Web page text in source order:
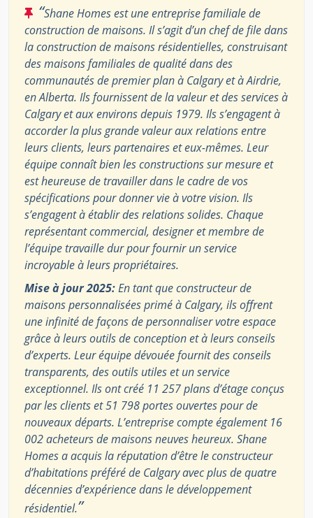
“Shane Homes est une entreprise familiale de
construction de maisons. Il s’agit d’un chef de file dans
la construction de maisons résidentielles, construisant
des maisons familiales de qualité dans des
communautés de premier plan à Calgary et à Airdrie,
en Alberta. Ils fournissent de la valeur et des services à
Calgary et aux environs depuis 1979. Ils s’engagent à
accorder la plus grande valeur aux relations entre
leurs clients, leurs partenaires et eux-mêmes. Leur
équipe connaît bien les constructions sur mesure et
est heureuse de travailler dans le cadre de vos
spécifications pour donner vie à votre vision. Ils
s’engagent à établir des relations solides. Chaque
représentant commercial, designer et membre de
l’équipe travaille dur pour fournir un service
incroyable à leurs propriétaires.
Mise à jour 2025:En tant que constructeur de
maisons personnalisées primé à Calgary, ils offrent
une infinité de façons de personnaliser votre espace
grâce à leurs outils de conception et à leurs conseils
d’experts. Leur équipe dévouée fournit des conseils
transparents, des outils utiles et un service
exceptionnel. Ils ont créé 11 257 plans d’étage conçus
par les clients et 51 798 portes ouvertes pour de
nouveaux départs. L’entreprise compte également 16
002 acheteurs de maisons neuves heureux. Shane
Homes a acquis la réputation d’être le constructeur
d’habitations préféré de Calgary avec plus de quatre
décennies d’expérience dans le développement
résidentiel.”